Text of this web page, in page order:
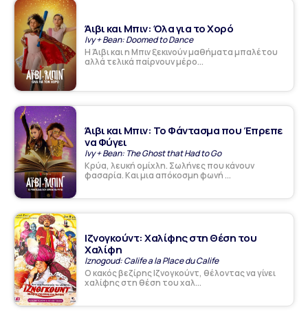
Άιβι και Μπιν: Όλα για το Χορό
Ivy + Bean: Doomed to Dance
Η Άιβι και η Μπιν ξεκινούν μαθήματα μπαλέτου
αλλά τελικά παίρνουν μέρο...
Άιβι και Μπιν: Το Φάντασμα που Έπρεπε
να Φύγει
Ivy + Bean: The Ghost that Had to Go
Κρύα, λευκή ομίχλη. Σωλήνες που κάνουν
φασαρία. Και μια απόκοσμη φωνή ...
Ιζνογκούντ: Χαλίφης στη Θέση του
Χαλίφη
Iznogoud: Calife a la Place du Calife
Ο κακός βεζίρης Ιζνογκούντ, θέλοντας να γίνει
χαλίφης στη θέση του χαλ...